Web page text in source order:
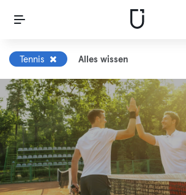
Tennis Alles wissen